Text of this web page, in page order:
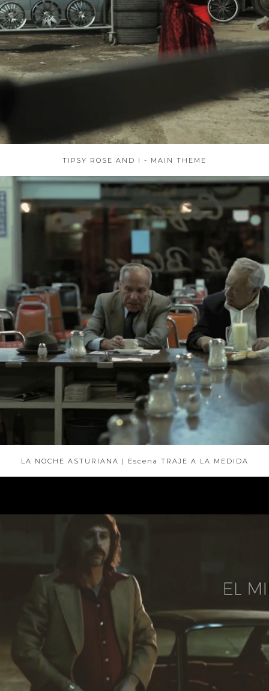
TIPSY ROSE AND I - MAIN THEME
LA NOCHE ASTURIANA | Escena TRAJE A LA MEDIDA